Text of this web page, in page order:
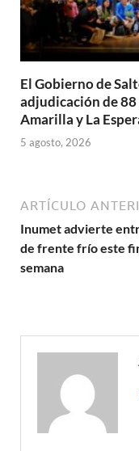
El Gobierno de
adjudicación de
Amarilla y La
5 agosto, 2026
ARTÍCULO
Inumet advierte
de frente frío este
semana